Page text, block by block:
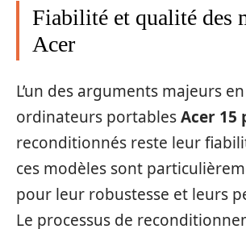
Fiabilité et qualité des
Acer
L’un des arguments majeurs
ordinateurs portablesAcer 15
reconditionnés reste leur
ces modèles sont
pour leur robustesse et leurs
Le processus de